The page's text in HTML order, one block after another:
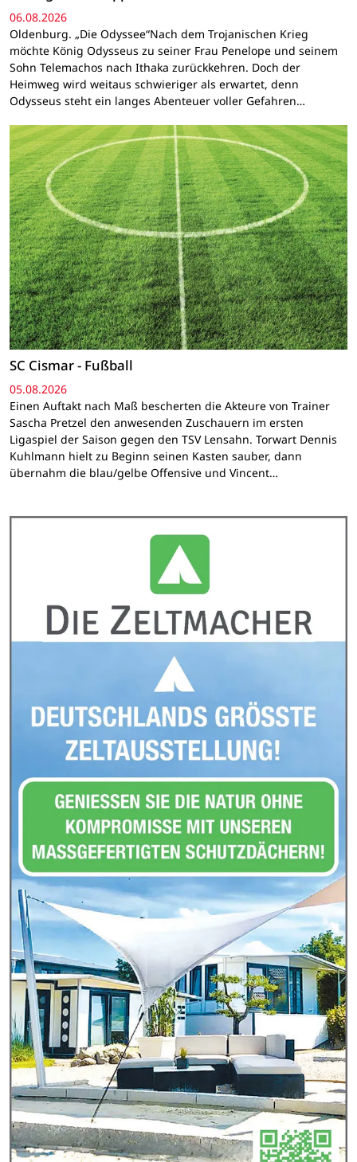
06.08.2026
Oldenburg. „Die Odyssee“Nach dem Trojanischen Krieg
möchte König Odysseus zu seiner Frau Penelope und seinem
Sohn Telemachos nach Ithaka zurückkehren. Doch der
Heimweg wird weitaus schwieriger als erwartet, denn
Odysseus steht ein langes Abenteuer voller Gefahren…
SC Cismar - Fußball
05.08.2026
Einen Auftakt nach Maß bescherten die Akteure von Trainer
Sascha Pretzel den anwesenden Zuschauern im ersten
Ligaspiel der Saison gegen den TSV Lensahn. Torwart Dennis
Kuhlmann hielt zu Beginn seinen Kasten sauber, dann
übernahm die blau/gelbe Offensive und Vincent…